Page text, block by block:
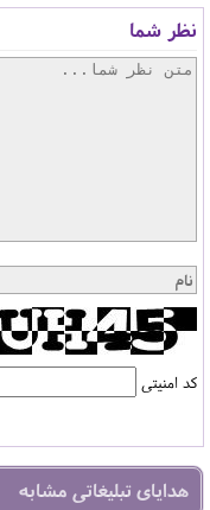
نظر شما
کد امنیتی
هدایای تبلیغاتی مشابه